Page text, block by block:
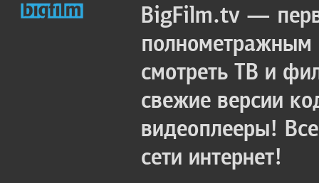
BigFilm.tv —
полнометражным
смотреть ТВ и
свежие версии
видеоплееры!
сети интернет!